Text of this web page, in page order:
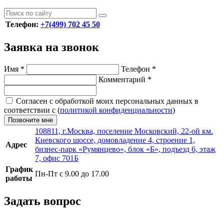
Телефон: +7(499) 702 45 50
Заявка на звонок
Имя * Телефон *
Комментарий *
Согласен с обработкой моих персональных данных в
соответствии с (политикой конфиденциальности)
Позвоните мне
Адрес
108811, г.Москва, поселение Московский, 22-ой км.
Киевского шоссе, домовладение 4, строение 1,
бизнес-парк «Румянцево», блок «Б», подъезд 6, этаж
7, офис 701Б
График
работы
Пн-Пт с 9.00 до 17.00
Задать вопрос